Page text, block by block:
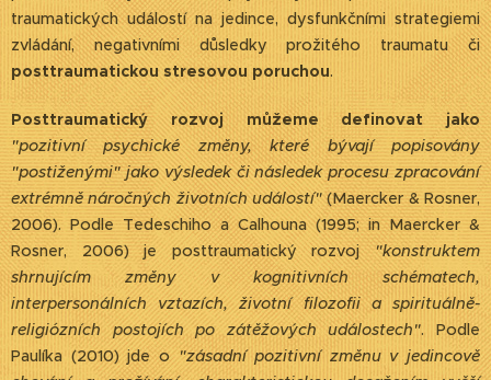
traumatických událostí na jedince, dysfunkčními strategiemi
zvládání, negativními důsledky prožitého traumatu či
posttraumatickou stresovou poruchou.
Posttraumatický rozvoj můžeme definovat jako
"pozitivní psychické změny, které bývají popisovány
"postiženými" jako výsledek či následek procesu zpracování
extrémně náročných životních událostí"(Maercker & Rosner,
2006). Podle Tedeschiho a Calhouna (1995; in Maercker &
Rosner, 2006) je posttraumatický rozvoj"konstruktem
shrnujícím změny v kognitivních schématech,
interpersonálních vztazích, životní filozofii a spirituálně-
religiózních postojích po zátěžových událostech". Podle
Paulíka (2010) jde o"zásadní pozitivní změnu v jedincově